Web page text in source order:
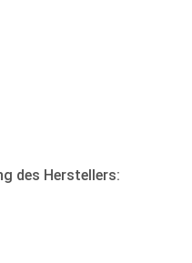
des Herstellers: